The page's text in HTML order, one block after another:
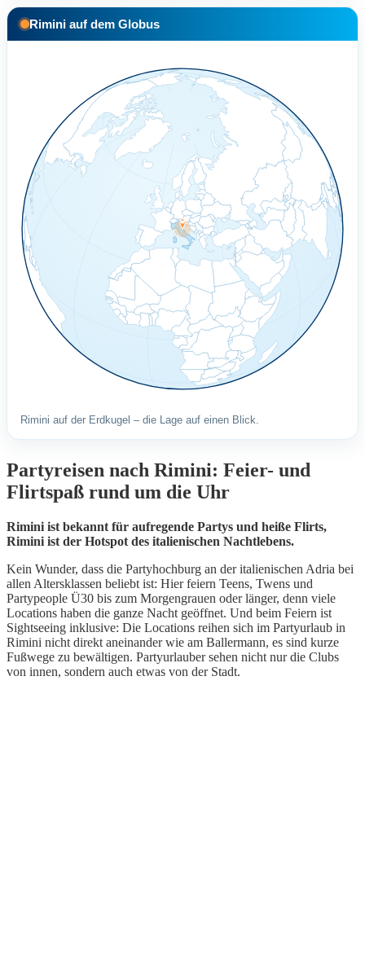
Rimini auf dem Globus
Rimini auf der Erdkugel – die Lage auf einen Blick.
Partyreisen nach Rimini: Feier- und
Flirtspaß rund um die Uhr
Rimini ist bekannt für aufregende Partys und heiße Flirts,
Rimini ist der Hotspot des italienischen Nachtlebens.
Kein Wunder, dass die Partyhochburg an der italienischen Adria bei
allen Altersklassen beliebt ist: Hier feiern Teens, Twens und
Partypeople Ü30 bis zum Morgengrauen oder länger, denn viele
Locations haben die ganze Nacht geöffnet. Und beim Feiern ist
Sightseeing inklusive: Die Locations reihen sich im Partyurlaub in
Rimini nicht direkt aneinander wie am Ballermann, es sind kurze
Fußwege zu bewältigen. Partyurlauber sehen nicht nur die Clubs
von innen, sondern auch etwas von der Stadt.